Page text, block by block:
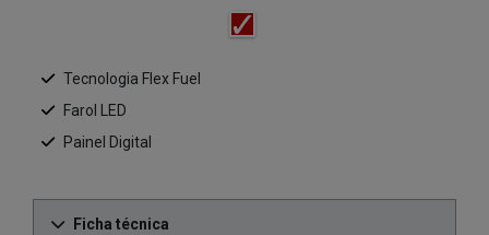
Tecnologia Flex Fuel
Farol LED
Painel Digital
Ficha técnica